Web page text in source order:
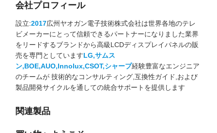
会社プロフィール
設立:2017広州ヤオガン電子技術株式会社は世界各地のテレ
ビメーカーにとって信頼できるパートナーになりました業界
をリードするブランドから高級LCDディスプレイパネルの販
売を専門としていますLG,サムス
ン,BOE,AUO,Innolux,CSOT,シャープ経験豊富なエンジニア
のチームが 技術的なコンサルティング,互換性ガイド,および
製品開発サイクルを通しての統合サポートを提供します
関連製品